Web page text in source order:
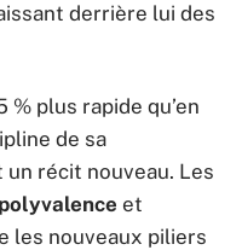
derrière lui des
% plus rapide qu’en
de sa
récit nouveau. Les
polyvalence et
les nouveaux piliers